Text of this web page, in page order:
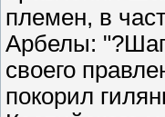
племен, в
Арбелы:
своего
покорил